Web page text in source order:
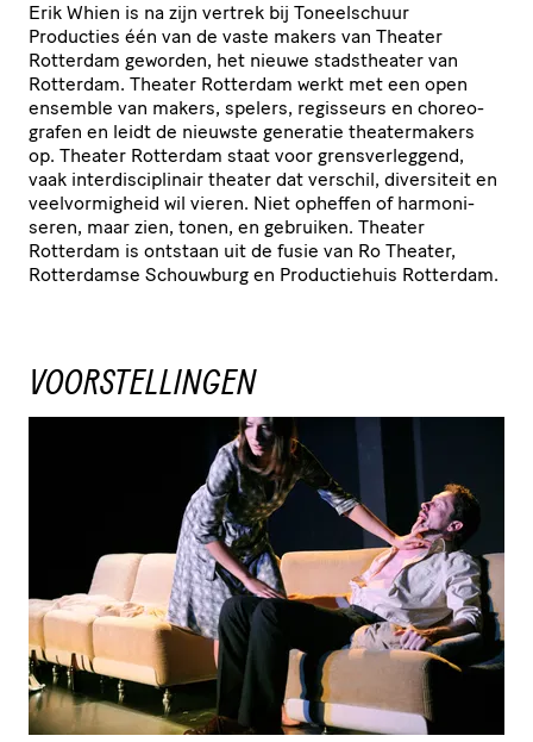
Erik Whien is na zijn vertrek bij Toneel­schuur
Producties één van de vaste makers van Theater
Rotterdam geworden, het nieuwe stads­the­ater van
Rotterdam. Theater Rotterdam werkt met een open
ensemble van makers, spelers, regisseurs en chore­o­
grafen en leidt de nieuwste generatie thea­ter­ma­kers
op. Theater Rotterdam staat voor grens­ver­leg­gend,
vaak inter­dis­ci­pli­nair theater dat verschil, diversiteit en
veel­vor­mig­heid wil vieren. Niet opheffen of harmo­ni­
seren, maar zien, tonen, en gebruiken. Theater
Rotterdam is ontstaan uit de fusie van Ro Theater,
Rotterdamse Schouwburg en Produc­tie­huis Rotterdam.
VOORSTELLINGEN